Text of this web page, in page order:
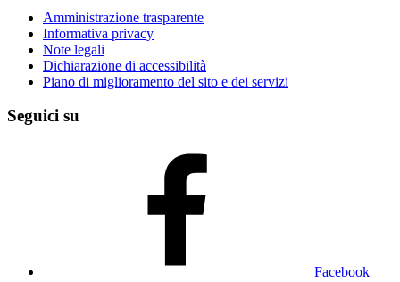
Amministrazione trasparente
Informativa privacy
Note legali
Dichiarazione di accessibilità
Piano di miglioramento del sito e dei servizi
Seguici su
Facebook